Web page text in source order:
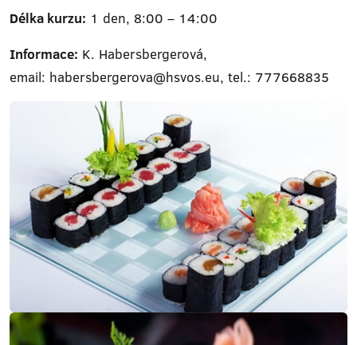
Délka kurzu: 1 den, 8:00 – 14:00
Informace: K. Habersbergerová,
email: habersbergerova@hsvos.eu, tel.: 777668835